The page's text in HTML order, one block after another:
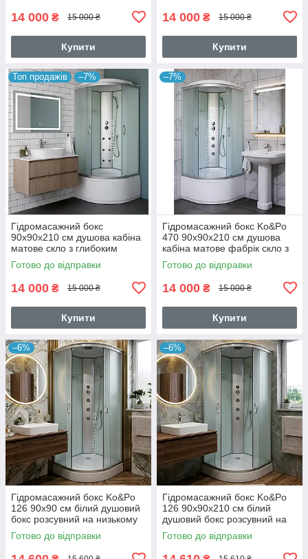
14 000 ₴ 15 000 ₴
Купити
14 000 ₴ 15 000 ₴
Купити
Топ продажів –7%
Гідромасажний бокс
90х90х210 см душова кабіна
матове скло з глибоким
піддономм
Готово до відправки
14 000 ₴ 15 000 ₴
Купити
–7%
Гідромасажний бокс Ko&Po
470 90х90х210 см душова
кабіна матове фабрік скло з
глибоким піддоном
Готово до відправки
14 000 ₴ 15 000 ₴
Купити
–6%
Гідромасажний бокс Ko&Po
126 90x90 см білий душовий
бокс розсувний на низькому
піддоні
Готово до відправки
–6%
Гідромасажний бокс Ko&Po
126 90x90х210 см білий
душовий бокс розсувний на
низькому піддоні
Готово до відправки